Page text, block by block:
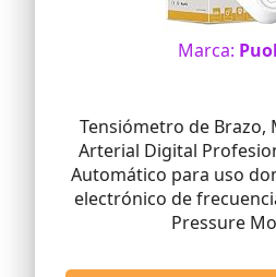
Marca:
Tensiómetro de Brazo,
Arterial Digital
Automático para uso
electrónico de
Pressure